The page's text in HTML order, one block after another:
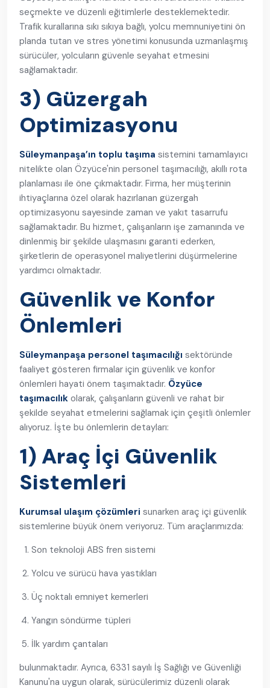
seçmekte ve düzenli eğitimlerle desteklemektedir.
Trafik kurallarına sıkı sıkıya bağlı, yolcu memnuniyetini ön
planda tutan ve stres yönetimi konusunda uzmanlaşmış
sürücüler, yolcuların güvenle seyahat etmesini
sağlamaktadır.
3) Güzergah
Optimizasyonu
Süleymanpaşa’ın toplu taşıma sistemini tamamlayıcı
nitelikte olan Özyüce'nin personel taşımacılığı, akıllı rota
planlaması ile öne çıkmaktadır. Firma, her müşterinin
ihtiyaçlarına özel olarak hazırlanan güzergah
optimizasyonu sayesinde zaman ve yakıt tasarrufu
sağlamaktadır. Bu hizmet, çalışanların işe zamanında ve
dinlenmiş bir şekilde ulaşmasını garanti ederken,
şirketlerin de operasyonel maliyetlerini düşürmelerine
yardımcı olmaktadır.
Güvenlik ve Konfor
Önlemleri
Süleymanpaşa personel taşımacılığı sektöründe
faaliyet gösteren firmalar için güvenlik ve konfor
önlemleri hayati önem taşımaktadır. Özyüce
taşımacılık olarak, çalışanların güvenli ve rahat bir
şekilde seyahat etmelerini sağlamak için çeşitli önlemler
alıyoruz. İşte bu önlemlerin detayları:
1) Araç İçi Güvenlik
Sistemleri
Kurumsal ulaşım çözümleri sunarken araç içi güvenlik
sistemlerine büyük önem veriyoruz. Tüm araçlarımızda:
Son teknoloji ABS fren sistemi
Yolcu ve sürücü hava yastıkları
Üç noktalı emniyet kemerleri
Yangın söndürme tüpleri
İlk yardım çantaları
bulunmaktadır. Ayrıca, 6331 sayılı İş Sağlığı ve Güvenliği
Kanunu'na uygun olarak, sürücülerimiz düzenli olarak